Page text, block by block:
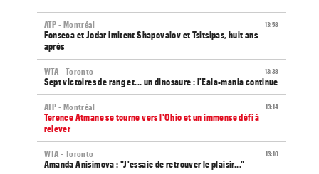
13:58
ATP - Montréal
Fonseca et Jodar imitent Shapovalov et Tsitsipas, huit ans
après
13:38
WTA - Toronto
Sept victoires de rang et... un dinosaure : l'Eala-mania continue
13:14
ATP - Montréal
Terence Atmane se tourne vers l'Ohio et un immense défi à
relever
13:10
WTA - Toronto
Amanda Anisimova : "J'essaie de retrouver le plaisir..."